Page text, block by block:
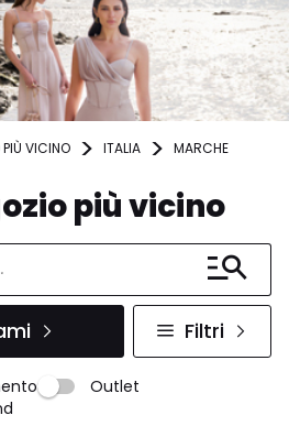
VICINO ITALIA
MARCHE
più vicino
Filtri
Outlet